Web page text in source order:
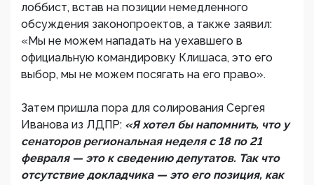
лоббист, встав на позиции немедленного
обсуждения законопроектов, а также заявил:
«Мы не можем нападать на уехавшего в
официальную командировку Клишаса, это его
выбор, мы не можем посягать на его право».
Затем пришла пора для солирования Сергея
Иванова из ЛДПР: «Я хотел бы напомнить, что у
сенаторов региональная неделя с 18 по 21
февраля — это к сведению депутатов. Так что
отсутствие докладчика — это его позиция, как